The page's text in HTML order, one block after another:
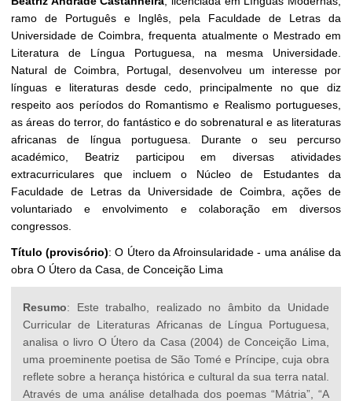
ramo de Português e Inglês, pela Faculdade de Letras da
Universidade de Coimbra, frequenta atualmente o Mestrado em
Literatura de Língua Portuguesa, na mesma Universidade.
Natural de Coimbra, Portugal, desenvolveu um interesse por
línguas e literaturas desde cedo, principalmente no que diz
respeito aos períodos do Romantismo e Realismo portugueses,
as áreas do terror, do fantástico e do sobrenatural e as literaturas
africanas de língua portuguesa. Durante o seu percurso
académico, Beatriz participou em diversas atividades
extracurriculares que incluem o Núcleo de Estudantes da
Faculdade de Letras da Universidade de Coimbra, ações de
voluntariado e envolvimento e colaboração em diversos
congressos.
Título (provisório): O Útero da Afroinsularidade - uma análise da
obra O Útero da Casa, de Conceição Lima
Resumo: Este trabalho, realizado no âmbito da Unidade
Curricular de Literaturas Africanas de Língua Portuguesa,
analisa o livro O Útero da Casa (2004) de Conceição Lima,
uma proeminente poetisa de São Tomé e Príncipe, cuja obra
reflete sobre a herança histórica e cultural da sua terra natal.
Através de uma análise detalhada dos poemas “Mátria”, “A